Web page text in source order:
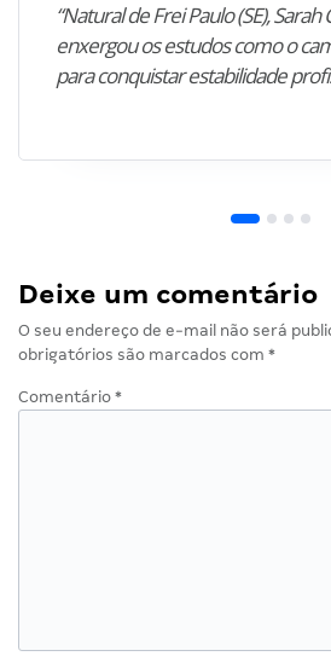
“Natural de Frei Paulo (SE),
enxergou os estudos como o
para conquistar estabilidade
Deixe um comentário
O seu endereço de e-mail não será
obrigatórios são marcados com *
Comentário *